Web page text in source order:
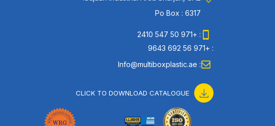
Po Box : 6317
: +971 50 547 2410
: +971 56 692 9643
: Info@multiboxplastic.ae
CLICK TO DOWNLOAD CATALOGUE